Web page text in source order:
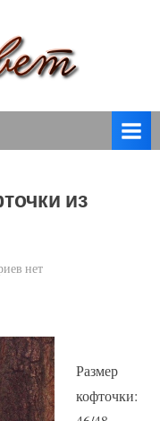
из
к
кофточки
из
мотивов
нет
Размер
кофточки: